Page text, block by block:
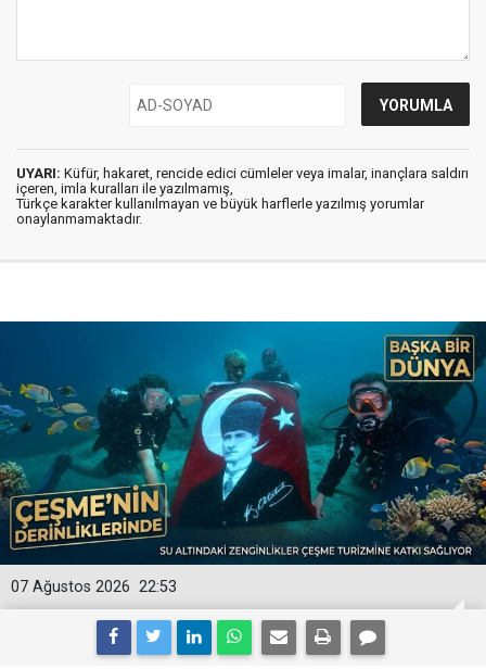
UYARI: Küfür, hakaret, rencide edici cümleler veya imalar, inançlara saldırı
içeren, imla kuralları ile yazılmamış,
Türkçe karakter kullanılmayan ve büyük harflerle yazılmış yorumlar
onaylanmamaktadır.
22:53
07 Ağustos 2026